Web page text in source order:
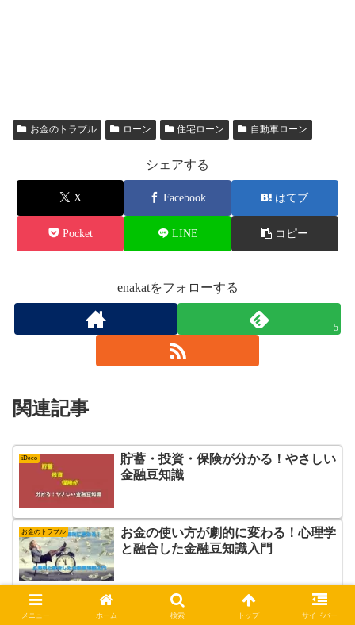
お金のトラブル ローン 住宅ローン 自動車ローン
シェアする
X Facebook はてブ
Pocket LINE コピー
enakatをフォローする
5
関連記事
iDeco
貯蓄・投資・保険が分かる！やさしい
金融豆知識
お金のトラブル
お金の使い方が劇的に変わる！心理学
と融合した金融豆知識入門
iDeco
金融リテラシーゼロから始める生活防
メニュー ホーム 検索 トップ サイドバー